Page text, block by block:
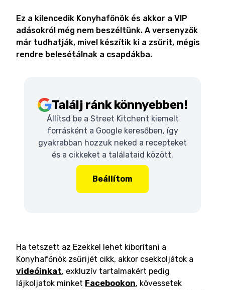
Ez a kilencedik Konyhafőnök és akkor a VIP
adásokról még nem beszéltünk. A versenyzők
már tudhatják, mivel készítik ki a zsűrit, mégis
rendre belesétálnak a csapdákba.
Találj ránk könnyebben!
Állítsd be a Street Kitchent kiemelt
forrásként a Google keresőben, így
gyakrabban hozzuk neked a recepteket
és a cikkeket a találataid között.
Beállítom
Ha tetszett az Ezekkel lehet kiborítani a
Konyhafőnök zsűrijét cikk, akkor csekkoljátok a
videóinkat, exkluzív tartalmakért pedig
lájkoljatok minket Facebookon, kövessetek